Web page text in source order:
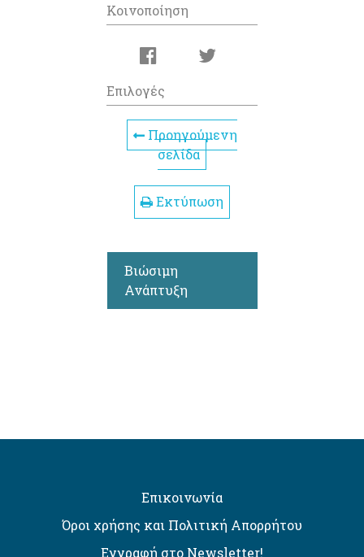
Κοινοποίηση
Επιλογές
Προηγούμενη
σελίδα
Εκτύπωση
Βιώσιμη
Ανάπτυξη
Επικοινωνία
Όροι χρήσης και Πολιτική Απορρήτου
Εγγραφή στο Newsletter!